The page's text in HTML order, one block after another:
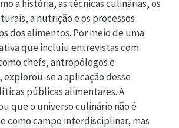
a história, as técnicas culinárias, os
a nutrição e os processos
dos alimentos. Por meio de uma
que incluiu entrevistas com
chefs, antropólogos e
se a aplicação desse
públicas alimentares. A
que o universo culinário não é
como campo interdisciplinar, mas